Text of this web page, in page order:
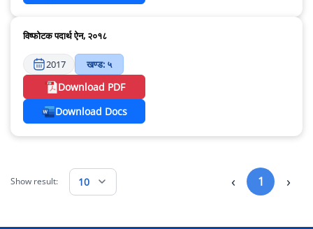
विष्फोटक पदार्थ ऐन, २०१८
2017 खण्ड: ५
Download PDF
Download Docs
Show result: 10 ‹ 1 ›